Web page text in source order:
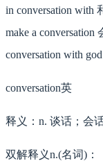
in conversation
make a conversation
conversation with
conversation英
释义：n. 谈话；会
双解释义n.(名词)：